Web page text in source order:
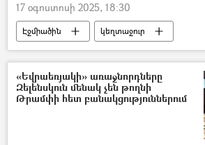
17 օգոստոսի 2025, 18:30
Էջմիածին
կեղտաջուր
«Վեոլիա Ջուր» ընկերություն
«Եվրաեռյակի» առաջնորդները
Զելենսկուն մենակ չեն թողնի
Թրամփի հետ բանակցություններում